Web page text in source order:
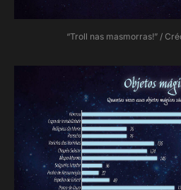
“Troll nas masmorras!” /